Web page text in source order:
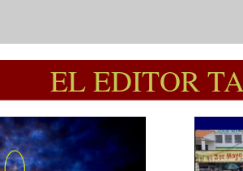
EL EDITOR